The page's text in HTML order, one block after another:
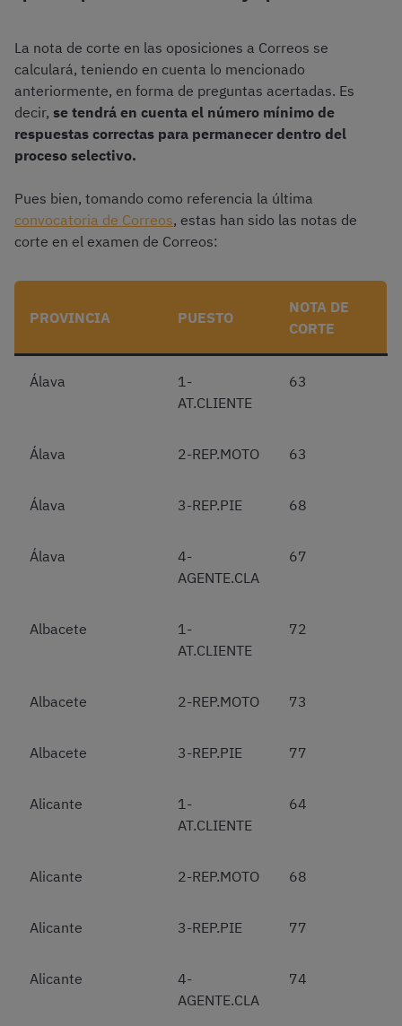
La nota de corte en las oposiciones a Correos se
calculará, teniendo en cuenta lo mencionado
anteriormente, en forma de preguntas acertadas. Es
decir, se tendrá en cuenta el número mínimo de
respuestas correctas para permanecer dentro del
proceso selectivo.
Pues bien, tomando como referencia la última
convocatoria de Correos, estas han sido las notas de
corte en el examen de Correos:
PROVINCIA PUESTO
NOTA DE
CORTE
Álava
1-
AT.CLIENTE
63
Álava 2-REP.MOTO 63
Álava 3-REP.PIE 68
Álava
4-
AGENTE.CLA
67
Albacete
1-
AT.CLIENTE
72
Albacete 2-REP.MOTO 73
Albacete 3-REP.PIE 77
Alicante
1-
AT.CLIENTE
64
Alicante 2-REP.MOTO 68
Alicante 3-REP.PIE 77
Alicante
4-
AGENTE.CLA
74